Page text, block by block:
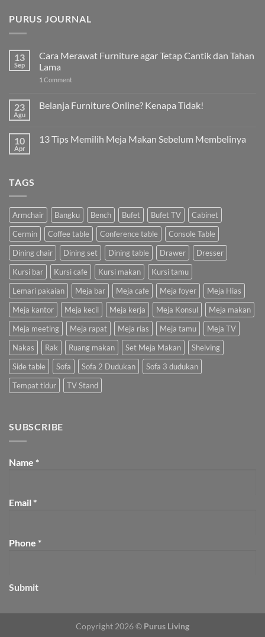
PURUS JOURNAL
13
Sep
Cara Merawat Furniture agar Tetap Cantik dan Tahan
Lama
1 Comment
23
Agu
Belanja Furniture Online? Kenapa Tidak!
10
Apr
13 Tips Memilih Meja Makan Sebelum Membelinya
TAGS
Armchair Bangku Bench Bufet Bufet TV
Cabinet
Cermin
Coffee table Conference table
Console Table
Dining chair
Dining set Dining table Drawer
Dresser
Kursi bar
Kursi cafe Kursi makan
Kursi tamu
Lemari pakaian
Meja bar Meja cafe Meja foyer
Meja Hias
Meja kantor
Meja kecil Meja kerja Meja Konsul
Meja makan
Meja meeting
Meja rapat Meja rias Meja tamu
Meja TV
Nakas
Rak Ruang makan Set Meja Makan
Shelving
Side table
Sofa Sofa 2 Dudukan
Sofa 3 dudukan
Tempat tidur
TV Stand
SUBSCRIBE
Name *
Email *
Phone *
Submit
Copyright 2026 © Purus Living